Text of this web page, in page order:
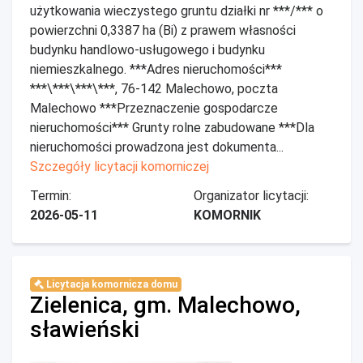
użytkowania wieczystego gruntu działki nr ***/*** o
powierzchni 0,3387 ha (Bi) z prawem własności
budynku handlowo-usługowego i budynku
niemieszkalnego. ***Adres nieruchomości***
***\***\***\***, 76-142 Malechowo, poczta
Malechowo ***Przeznaczenie gospodarcze
nieruchomości*** Grunty rolne zabudowane ***Dla
nieruchomości prowadzona jest dokumenta...
Szczegóły licytacji komorniczej
Termin:
2026-05-11
Organizator licytacji:
KOMORNIK
Licytacja komornicza domu
Zielenica, gm. Malechowo,
sławieński